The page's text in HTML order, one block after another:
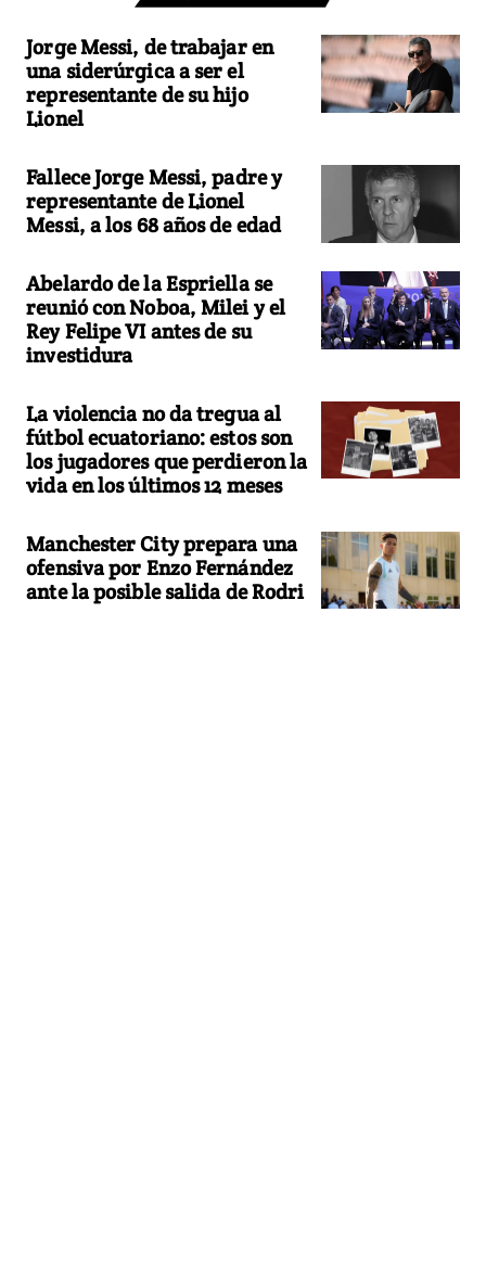
Jorge Messi, de trabajar en
una siderúrgica a ser el
representante de su hijo
Lionel
Fallece Jorge Messi, padre y
representante de Lionel
Messi, a los 68 años de edad
Abelardo de la Espriella se
reunió con Noboa, Milei y el
Rey Felipe VI antes de su
investidura
La violencia no da tregua al
fútbol ecuatoriano: estos son
los jugadores que perdieron la
vida en los últimos 12 meses
Manchester City prepara una
ofensiva por Enzo Fernández
ante la posible salida de Rodri